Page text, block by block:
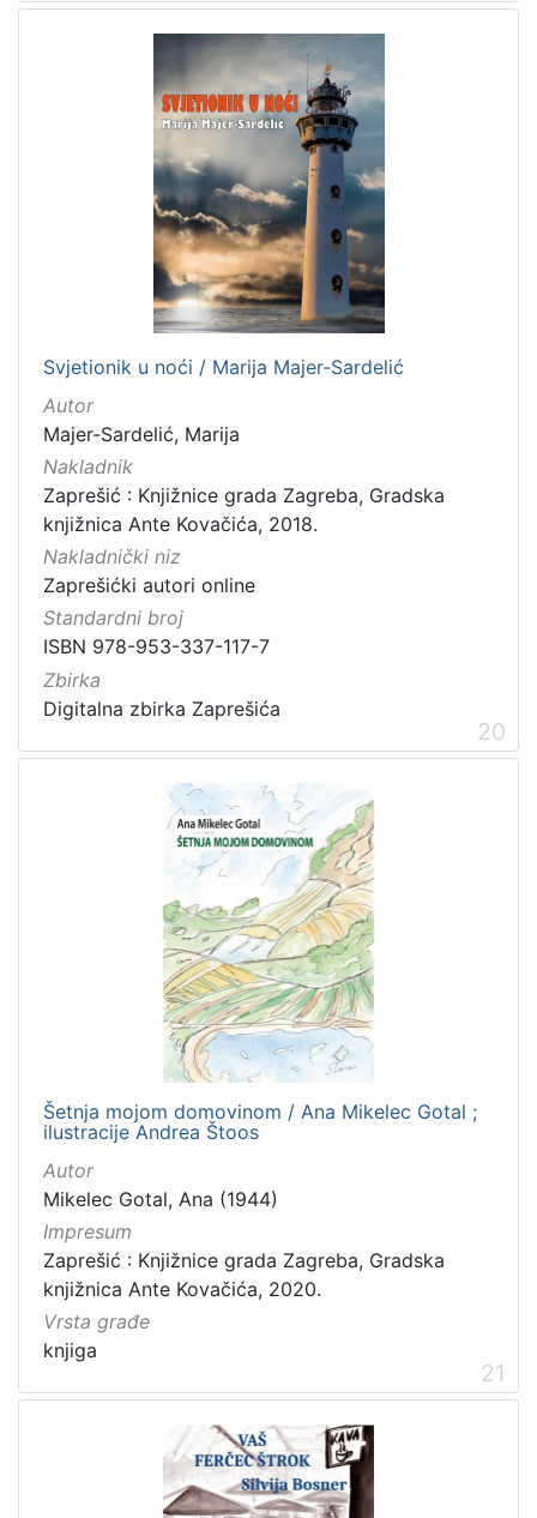
Svjetionik u noći / Marija Majer-Sardelić
Autor
Majer-Sardelić, Marija
Nakladnik
Zaprešić : Knjižnice grada Zagreba, Gradska
knjižnica Ante Kovačića, 2018.
Nakladnički niz
Zaprešićki autori online
Standardni broj
ISBN 978-953-337-117-7
Zbirka
Digitalna zbirka Zaprešića
20
Šetnja mojom domovinom / Ana Mikelec Gotal ;
ilustracije Andrea Štoos
Autor
Mikelec Gotal, Ana (1944)
Impresum
Zaprešić : Knjižnice grada Zagreba, Gradska
knjižnica Ante Kovačića, 2020.
Vrsta građe
knjiga
21